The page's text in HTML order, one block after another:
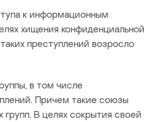
к информационным
хищения конфиденциальной
преступлений возросло
в том числе
Причем такие союзы
В целях сокрытия своей